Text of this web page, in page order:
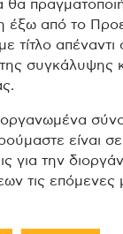
θα
έξω από το
τίτλο απέναντι
συγκάλυψης
οργανωμένα
είναι σε
για την
τις επόμενες